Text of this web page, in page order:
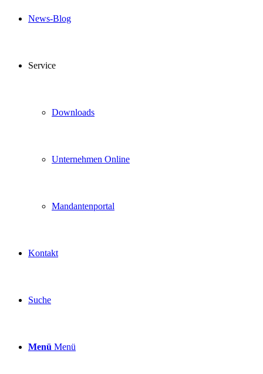
News-Blog
Service
Downloads
Unternehmen Online
Mandantenportal
Kontakt
Suche
Menü Menü